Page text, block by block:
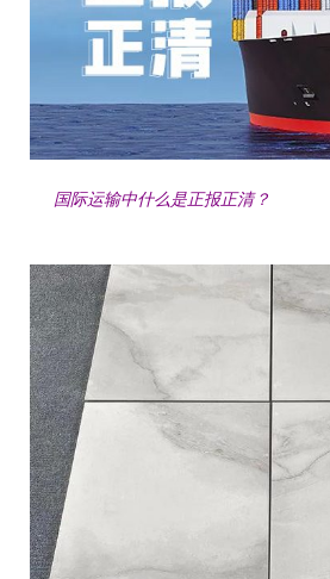
国际运输中什么是正报正清？